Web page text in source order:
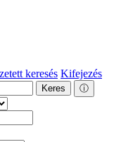
keresés Kifejezés
Keres ⓘ